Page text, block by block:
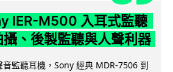
IER-M500 入耳式監聽
、後製監聽與人聲利器
監聽耳機，Sony 經典 MDR-7506 到